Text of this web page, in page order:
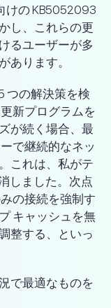
けの KB5052093
し、これらの更
るユーザーが多
あります。
つの解決策を検
新プログラムを
が続く場合、最
で継続的なネッ
これは、私がテ
しました。次点
の接続を強制す
キャッシュを無
整する、といっ
で最適なものを